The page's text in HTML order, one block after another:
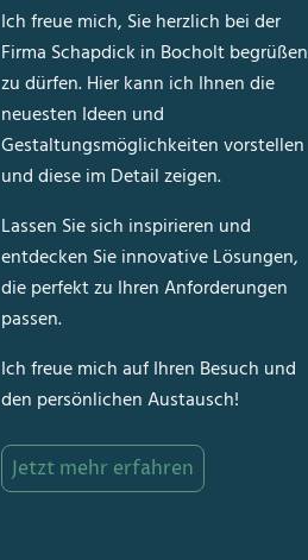
Ich freue mich, Sie herzlich bei der
Firma Schapdick in Bocholt begrüßen
zu dürfen. Hier kann ich Ihnen die
neuesten Ideen und
Gestaltungsmöglichkeiten vorstellen
und diese im Detail zeigen.
Lassen Sie sich inspirieren und
entdecken Sie innovative Lösungen,
die perfekt zu Ihren Anforderungen
passen.
Ich freue mich auf Ihren Besuch und
den persönlichen Austausch!
Jetzt mehr erfahren